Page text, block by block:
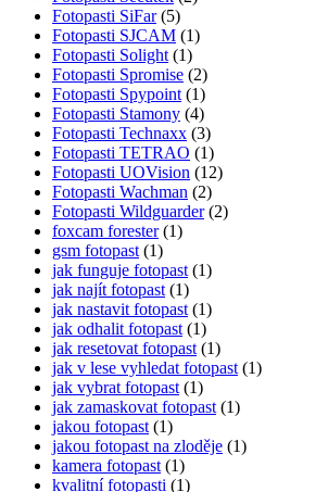
Fotopasti SiFar(5)
Fotopasti SJCAM (1)
Fotopasti Solight (1)
Fotopasti Spromise (2)
Fotopasti Spypoint (1)
Fotopasti Stamony (4)
Fotopasti Technaxx (3)
Fotopasti TETRAO (1)
Fotopasti UOVision (12)
Fotopasti Wachman (2)
Fotopasti Wildguarder(2)
foxcam forester(1)
gsm fotopast (1)
jak funguje fotopast (1)
jak najít fotopast (1)
jak nastavit fotopast (1)
jak odhalit fotopast (1)
jak resetovat fotopast (1)
jak v lese vyhledat fotopast (1)
jak vybrat fotopast (1)
jak zamaskovat fotopast (1)
jakou fotopast (1)
jakou fotopast na zloděje (1)
kamera fotopast (1)
kvalitní fotopasti (1)